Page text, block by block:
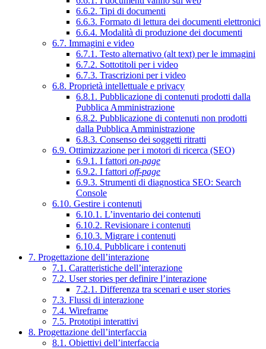
6.6.2. Tipi di documenti
6.6.3. Formato di lettura dei documenti elettronici
6.6.4. Modalità di produzione dei documenti
6.7. Immagini e video
6.7.1. Testo alternativo (alt text) per le immagini
6.7.2. Sottotitoli per i video
6.7.3. Trascrizioni per i video
6.8. Proprietà intellettuale e privacy
6.8.1. Pubblicazione di contenuti prodotti dalla
Pubblica Amministrazione
6.8.2. Pubblicazione di contenuti non prodotti
dalla Pubblica Amministrazione
6.8.3. Consenso dei soggetti ritratti
6.9. Ottimizzazione per i motori di ricerca (SEO)
6.9.1. I fattori on-page
6.9.2. I fattori off-page
6.9.3. Strumenti di diagnostica SEO: Search
Console
6.10. Gestire i contenuti
6.10.1. L’inventario dei contenuti
6.10.2. Revisionare i contenuti
6.10.3. Migrare i contenuti
6.10.4. Pubblicare i contenuti
7. Progettazione dell’interazione
7.1. Caratteristiche dell’interazione
7.2. User stories per definire l’interazione
7.2.1. Differenza tra scenari e user stories
7.3. Flussi di interazione
7.4. Wireframe
7.5. Prototipi interattivi
8. Progettazione dell’interfaccia
8.1. Obiettivi dell’interfaccia